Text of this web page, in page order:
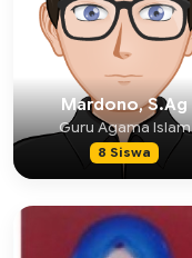
Mardono, S.Ag
Guru Agama Islam
8 Siswa